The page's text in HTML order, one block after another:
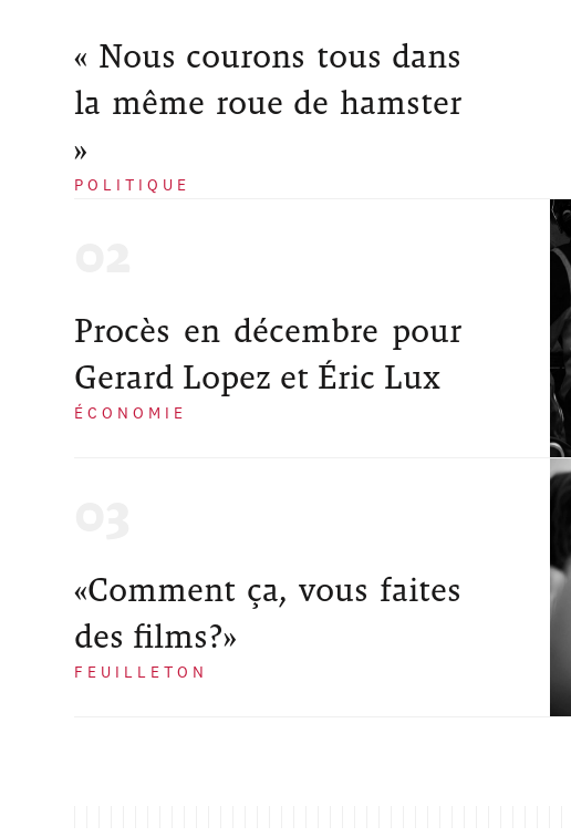
« Nous courons tous dans
la même roue de hamster
»
POLITIQUE
Procès en décembre pour
Gerard Lopez et Éric Lux
ÉCONOMIE
«Comment ça, vous faites
des films?»
FEUILLETON